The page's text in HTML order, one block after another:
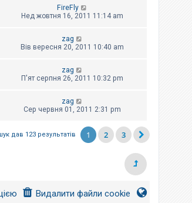
FireFly
Нед жовтня 16, 2011 11:14 am
zag
Вів вересня 20, 2011 10:40 am
zag
П'ят серпня 26, 2011 10:32 pm
zag
Сер червня 01, 2011 2:31 pm
дав 123 результатів 1 2 3
Видалити файли cookie